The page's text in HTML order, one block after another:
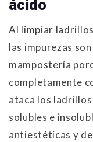
ácido
Al limpiar
las impurezas
mampostería
completamente
ataca los
solubles e
antiestéticas y